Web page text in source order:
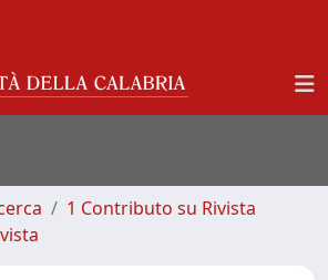
1 Contributo su Rivista